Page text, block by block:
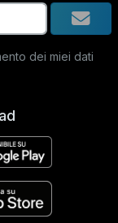
dei miei dati